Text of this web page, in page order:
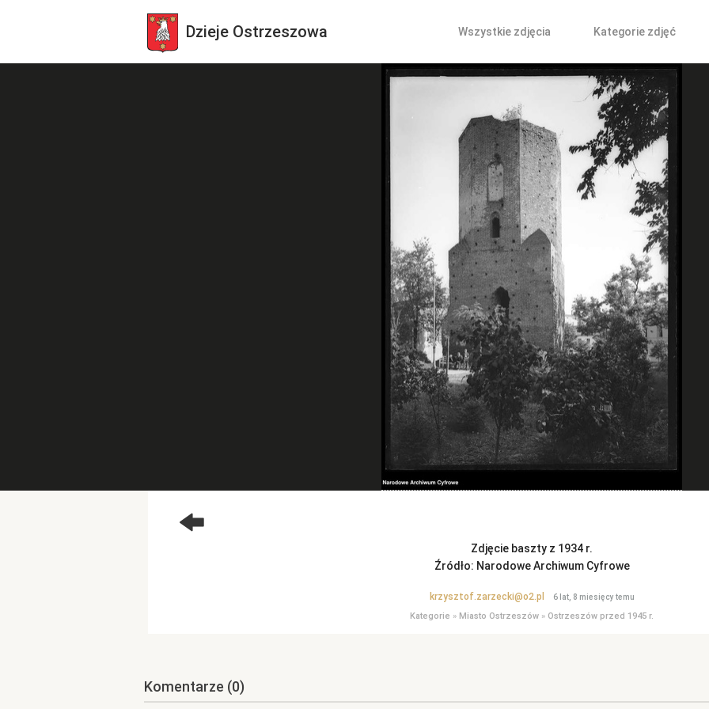
Dzieje Ostrzeszowa Wszystkie zdjęcia Kategorie zdjęć
Zdjęcie baszty z 1934 r.
Źródło: Narodowe Archiwum Cyfrowe
krzysztof.zarzecki@o2.pl 6 lat, 8 miesięcy temu
Kategorie » Miasto Ostrzeszów » Ostrzeszów przed 1945 r.
Komentarze (0)